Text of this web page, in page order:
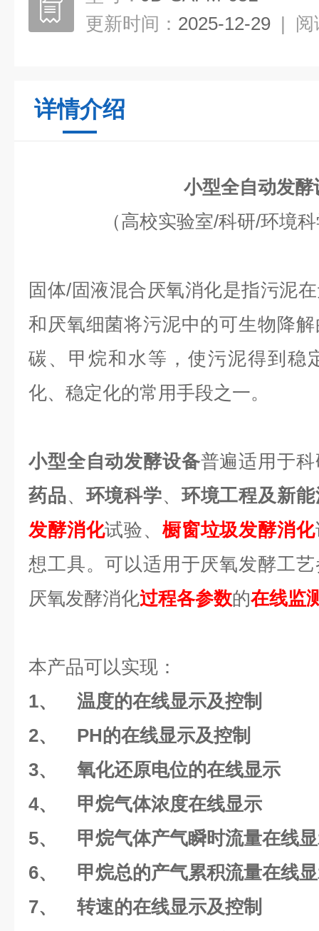
更新时间： 2025-12-29 | 阅
详情介绍
小型全自动发酵
（高校实验室/科研/环境
固体/固液混合厌氧消化是指污泥
和厌氧细菌将污泥中的可生物降
碳、甲烷和水等，使污泥得到稳
化、稳定化的常用手段之一。
小型全自动发酵设备普遍适用于
药品、 环境科学、 环境工程及新
发酵消化试验、 橱窗垃圾发酵消化
想工具。可以适用于厌氧发酵工
厌氧发酵消化过程各参数的在线监
本产品可以实现：
1、 温度的在线显示及控制
2、 PH的在线显示及控制
3、 氧化还原电位的在线显示
4、 甲烷气体浓度在线显示
5、 甲烷气体产气瞬时流量在线
6、 甲烷总的产气累积流量在线
7、 转速的在线显示及控制